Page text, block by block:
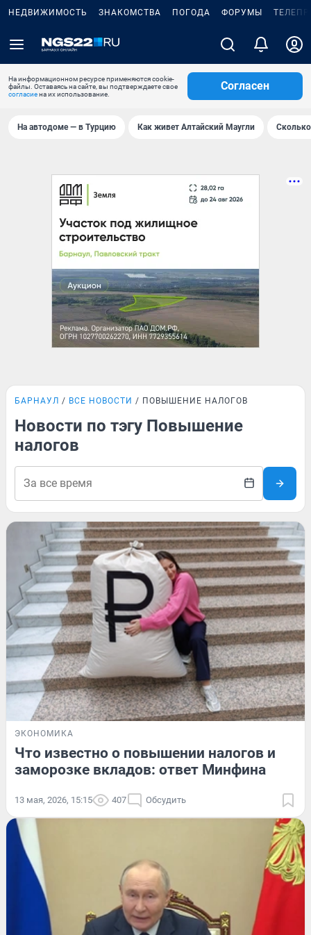
НЕДВИЖИМОСТЬ ЗНАКОМСТВА ПОГОДА ФОРУМЫ
На информационном ресурсе применяются cookie-
файлы. Оставаясь на сайте, вы подтверждаете свое
согласиена их использование.
Согласен
На автодоме — в Турцию Как живет Алтайский Маугли
БАРНАУЛ ВСЕ НОВОСТИ ПОВЫШЕНИЕ НАЛОГОВ
Новости по тэгу Повышение
налогов
ЭКОНОМИКА
Что известно о повышении налогов и
заморозке вкладов: ответ Минфина
13 мая, 2026, 15:15 407 Обсудить